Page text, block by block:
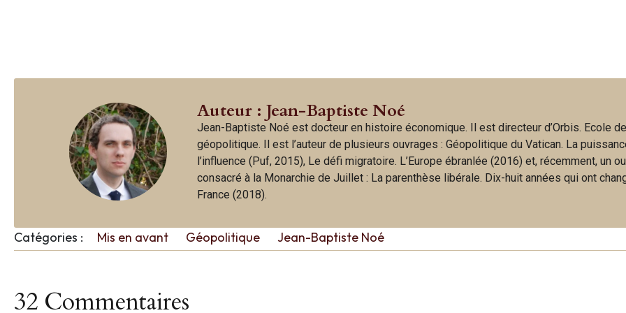
Auteur : Jean-Baptiste Noé
Jean-Baptiste Noé est docteur en histoire économique. Il est directeur d’Orbis. Ecole de
géopolitique. Il est l’auteur de plusieurs ouvrages : Géopolitique du Vatican. La
l’influence (Puf, 2015), Le défi migratoire. L’Europe ébranlée (2016) et, récemment, un
consacré à la Monarchie de Juillet : La parenthèse libérale. Dix-huit années qui ont
France (2018).
Catégories : Mis en avant Géopolitique Jean-Baptiste Noé
32 Commentaires